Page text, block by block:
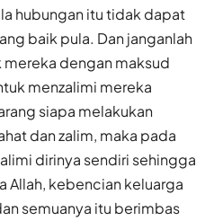
hubungan itu tidak dapat
baik pula. Dan janganlah
mereka dengan maksud
menzalimi mereka
siapa melakukan
dan zalim, maka pada
dirinya sendiri sehingga
Allah, kebencian keluarga
semuanya itu berimbas